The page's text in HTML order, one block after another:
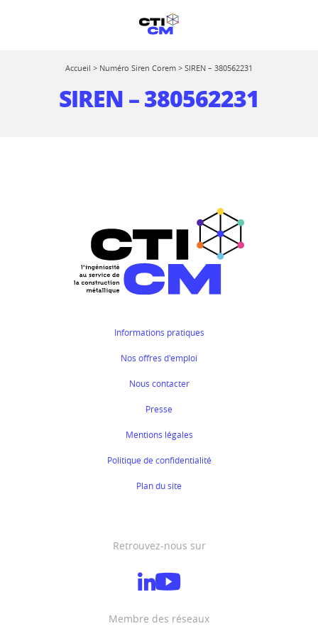
Accueil > Numéro Siren Corem > SIREN – 380562231
SIREN – 380562231
Informations pratiques
Nos offres d'emploi
Nous contacter
Presse
Mentions légales
Politique de confidentialité
Plan du site
Retrouvez-nous sur
Membre des réseaux